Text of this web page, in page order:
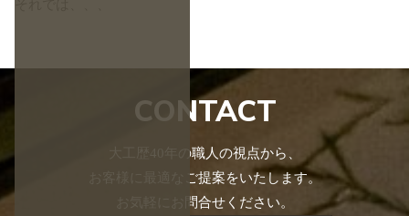
CONTACT
大工歴40年の職人の視点から、
お客様に最適なご提案をいたします。
お気軽にお問合せください。